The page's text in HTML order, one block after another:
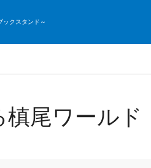
ックスタンド～
尾ワールド